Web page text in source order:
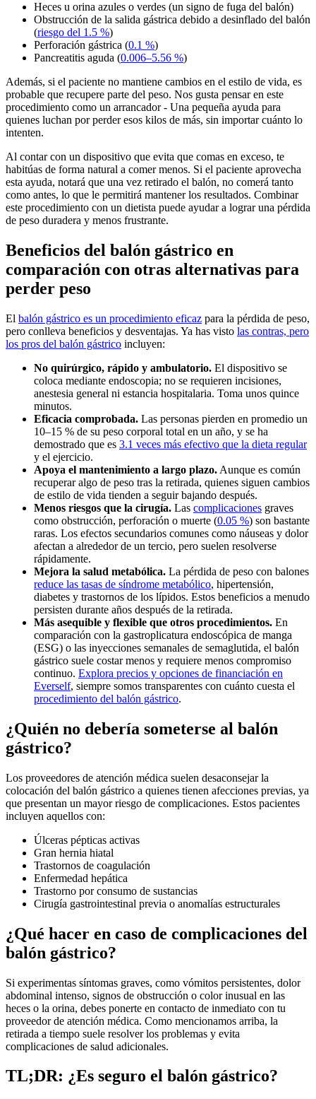
Heces u orina azules o verdes (un signo de fuga del balón)
Obstrucción de la salida gástrica debido a desinflado del balón
(riesgo del 1.5 %)
Perforación gástrica (0.1 %)
Pancreatitis aguda (0.006–5.56 %)
Además, si el paciente no mantiene cambios en el estilo de vida, es
probable que recupere parte del peso. Nos gusta pensar en este
procedimiento como un arrancador - Una pequeña ayuda para
quienes luchan por perder esos kilos de más, sin importar cuánto lo
intenten.
Al contar con un dispositivo que evita que comas en exceso, te
habitúas de forma natural a comer menos. Si el paciente aprovecha
esta ayuda, notará que una vez retirado el balón, no comerá tanto
como antes, lo que le permitirá mantener los resultados. Combinar
este procedimiento con un dietista puede ayudar a lograr una pérdida
de peso duradera y menos frustrante.
Beneficios del balón gástrico en
comparación con otras alternativas para
perder peso
El balón gástrico es un procedimiento eficaz para la pérdida de peso,
pero conlleva beneficios y desventajas. Ya has visto las contras, pero
los pros del balón gástrico incluyen:
No quirúrgico, rápido y ambulatorio. El dispositivo se
coloca mediante endoscopia; no se requieren incisiones,
anestesia general ni estancia hospitalaria. Toma unos quince
minutos.
Eficacia comprobada. Las personas pierden en promedio un
10–15 % de su peso corporal total en un año, y se ha
demostrado que es 3.1 veces más efectivo que la dieta regular
y el ejercicio.
Apoya el mantenimiento a largo plazo. Aunque es común
recuperar algo de peso tras la retirada, quienes siguen cambios
de estilo de vida tienden a seguir bajando después.
Menos riesgos que la cirugía. Las complicaciones graves
como obstrucción, perforación o muerte (0.05 %) son bastante
raras. Los efectos secundarios comunes como náuseas y dolor
afectan a alrededor de un tercio, pero suelen resolverse
rápidamente.
Mejora la salud metabólica. La pérdida de peso con balones
reduce las tasas de síndrome metabólico, hipertensión,
diabetes y trastornos de los lípidos. Estos beneficios a menudo
persisten durante años después de la retirada.
Más asequible y flexible que otros procedimientos. En
comparación con la gastroplicatura endoscópica de manga
(ESG) o las inyecciones semanales de semaglutida, el balón
gástrico suele costar menos y requiere menos compromiso
continuo. Explora precios y opciones de financiación en
Everself, siempre somos transparentes con cuánto cuesta el
procedimiento del balón gástrico.
¿Quién no debería someterse al balón
gástrico?
Los proveedores de atención médica suelen desaconsejar la
colocación del balón gástrico a quienes tienen afecciones previas, ya
que presentan un mayor riesgo de complicaciones. Estos pacientes
incluyen aquellos con:
Úlceras pépticas activas
Gran hernia hiatal
Trastornos de coagulación
Enfermedad hepática
Trastorno por consumo de sustancias
Cirugía gastrointestinal previa o anomalías estructurales
¿Qué hacer en caso de complicaciones del
balón gástrico?
Si experimentas síntomas graves, como vómitos persistentes, dolor
abdominal intenso, signos de obstrucción o color inusual en las
heces o la orina, debes ponerte en contacto de inmediato con tu
proveedor de atención médica. Como mencionamos arriba, la
retirada a tiempo suele resolver los problemas y evita
complicaciones de salud adicionales.
TL;DR: ¿Es seguro el balón gástrico?